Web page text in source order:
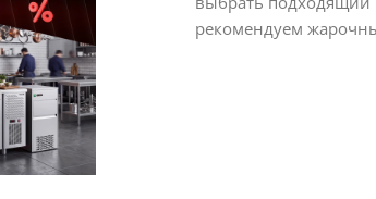
рекомендуем